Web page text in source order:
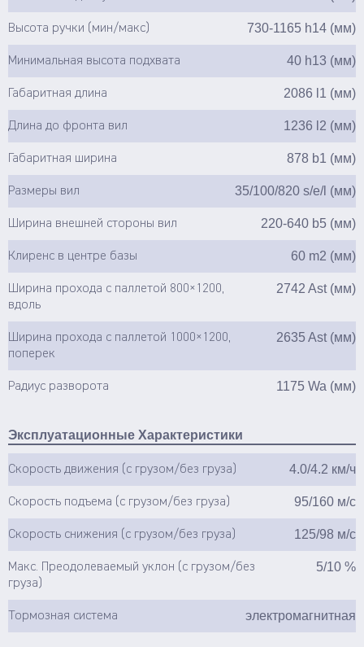
Высота ручки (мин/макс) 730-1165 h14 (мм)
Минимальная высота подхвата 40 h13 (мм)
Габаритная длина 2086 l1 (мм)
Длина до фронта вил 1236 l2 (мм)
Габаритная ширина 878 b1 (мм)
Размеры вил 35/100/820 s/e/l (мм)
Ширина внешней стороны вил 220-640 b5 (мм)
Клиренс в центре базы 60 m2 (мм)
Ширина прохода с паллетой 800×1200,
вдоль
2742 Ast (мм)
Ширина прохода с паллетой 1000×1200,
поперек
2635 Ast (мм)
Радиус разворота 1175 Wa (мм)
Эксплуатационные Характеристики
Скорость движения (с грузом/без груза) 4.0/4.2 км/ч
Скорость подъема (с грузом/без груза) 95/160 м/с
Скорость снижения (с грузом/без груза) 125/98 м/с
Макс. Преодолеваемый уклон (с грузом/без
груза)
5/10 %
Тормозная система электромагнитная